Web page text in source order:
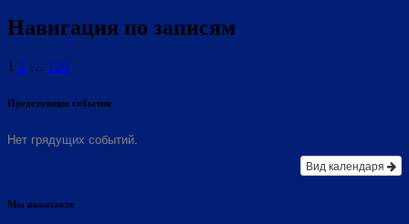
Навигация по записям
1 2 … 126
Предстоящие события
Нет грядущих событий.
Вид календаря
Мы вконтакте